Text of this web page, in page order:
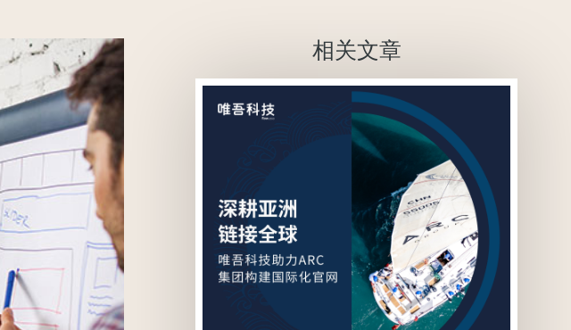
联系我们
相关文章